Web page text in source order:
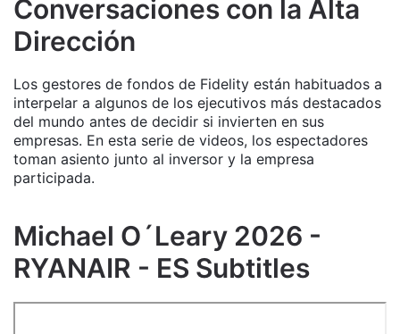
Conversaciones con la Alta
Dirección
Los gestores de fondos de Fidelity están habituados a
interpelar a algunos de los ejecutivos más destacados
del mundo antes de decidir si invierten en sus
empresas. En esta serie de videos, los espectadores
toman asiento junto al inversor y la empresa
participada.
Michael O´Leary 2026 -
RYANAIR - ES Subtitles